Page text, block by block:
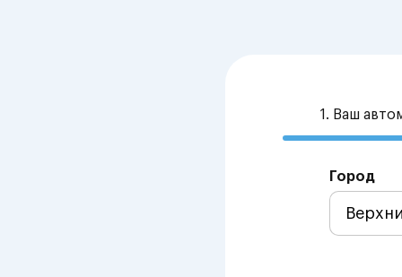
1. Ваш
Город